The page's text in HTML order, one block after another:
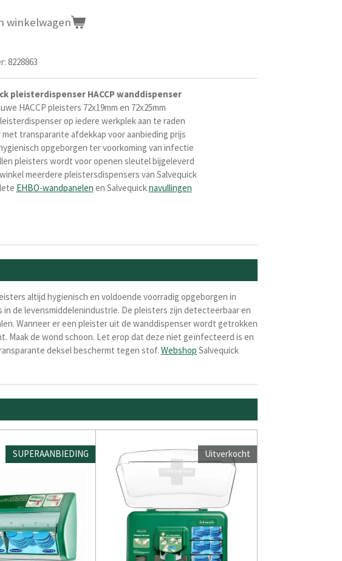
winkelwagen
8228863
pleisterdispenser HACCP wanddispenser
HACCP pleisters 72x19mm en 72x25mm
op iedere werkplek aan te raden
transparante afdekkap voor aanbieding prijs
opgeborgen ter voorkoming van infectie
pleisters wordt voor openen sleutel bijgeleverd
meerdere pleistersdispensers van Salvequick
EHBO-wandpanelen en Salvequicknavullingen
altijd hygienisch en voldoende voorradig opgeborgen in
de levensmiddelenindustrie. De pleisters zijn detecteerbaar en
Wanneer er een pleister uit de wanddispenser wordt getrokken
Maak de wond schoon. Let erop dat deze niet geïnfecteerd is en
deksel beschermt tegen stof. Webshop Salvequick
SUPERAANBIEDING Uitverkocht